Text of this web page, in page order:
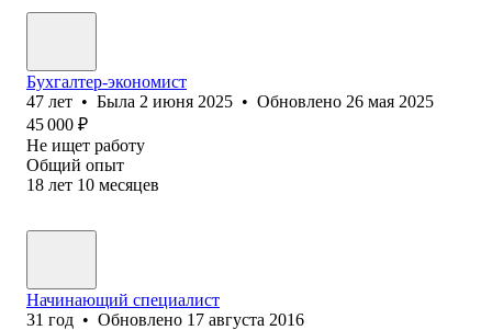
Бухгалтер-экономист
47 лет • Была 2 июня 2025 • Обновлено 26 мая 2025
45 000 ₽
Не ищет работу
Общий опыт
18 лет 10 месяцев
Начинающий специалист
31 год • Обновлено 17 августа 2016